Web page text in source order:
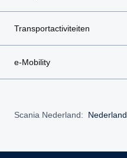
Transportactiviteiten
e-Mobility
Scania Nederland: Nederland